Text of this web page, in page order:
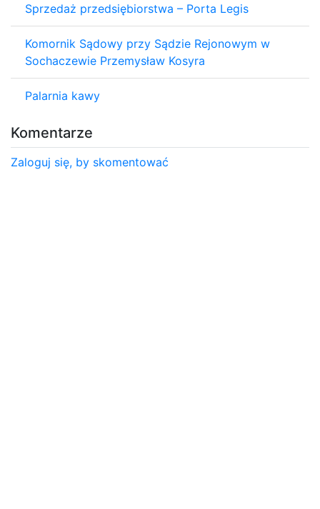
Sprzedaż przedsiębiorstwa – Porta Legis
Komornik Sądowy przy Sądzie Rejonowym w
Sochaczewie Przemysław Kosyra
Palarnia kawy
Komentarze
Zaloguj się, by skomentować